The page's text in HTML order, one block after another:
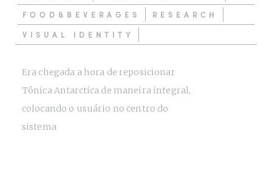
FOOD&BEVERAGES RESEARCH
VISUAL IDENTITY
Era chegada a hora de reposicionar
Tônica Antarctica de maneira integral,
colocando o usuário no centro do
sistema